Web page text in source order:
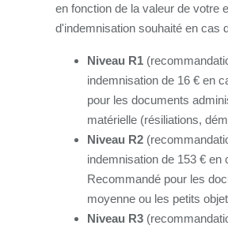
en fonction de la valeur de votre
d'indemnisation souhaité en cas
Niveau R1
indemnisation de 16 € en
pour les documents
matérielle (résiliations,
Niveau R2
indemnisation de 153 € en
Recommandé pour les
moyenne ou les petits
Niveau R3